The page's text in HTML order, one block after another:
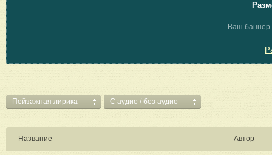
Ваш баннер
Пейзажная лирика C аудио / без аудио
Название Автор